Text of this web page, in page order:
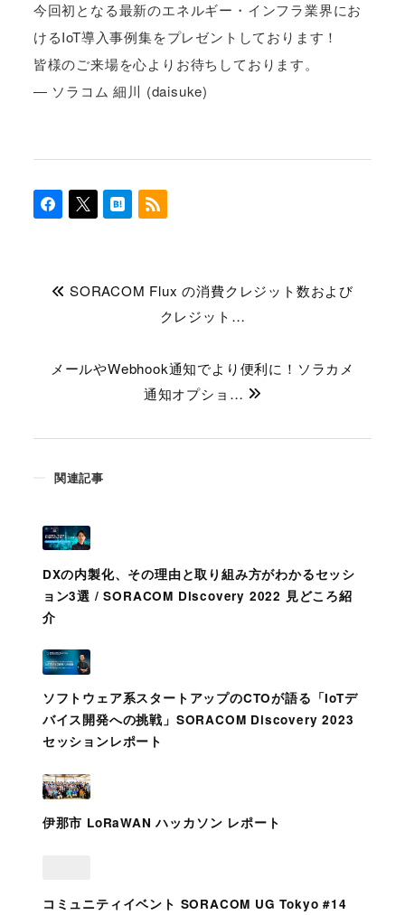
今回初となる最新のエネルギー・インフラ業界にお
けるIoT導入事例集をプレゼントしております！
皆様のご来場を心よりお待ちしております。
― ソラコム 細川 (daisuke)
関連記事
DXの内製化、その理由と取り組み方がわかるセッシ
ョン3選 / SORACOM Discovery 2022 見どころ紹
介
ソフトウェア系スタートアップのCTOが語る「IoTデ
バイス開発への挑戦」SORACOM Discovery 2023
セッションレポート
伊那市 LoRaWAN ハッカソン レポート
コミュニティイベント SORACOM UG Tokyo #14
SORACOM Flux の消費クレジット数および
クレジット…
メールやWebhook通知でより便利に！ソラカメ
通知オプショ…